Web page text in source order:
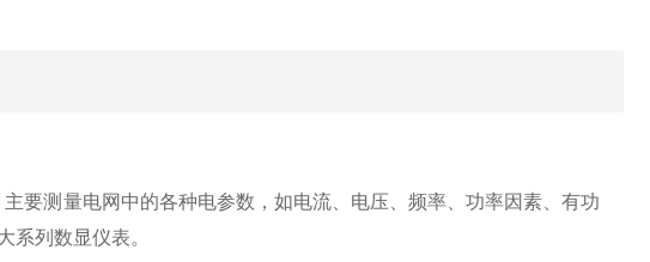
要测量电网中的各种电参数，如电流、电压、频率、功率因素、有功
系列数显仪表。